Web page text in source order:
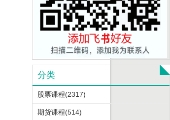
分类
股票课程(2317)
期货课程(514)